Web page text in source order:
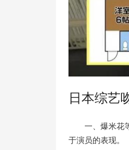
日本综艺
一、爆米花
于演员的表现。